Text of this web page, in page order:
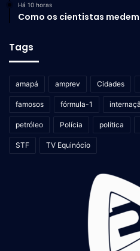
Há 10 horas
Como os cientistas
Tags
amapá amprev Cidades
famosos fórmula-1
petróleo Polícia política
STF TV Equinócio